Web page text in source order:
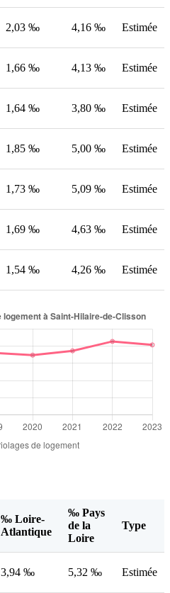
2,03 ‰ 4,16 ‰ Estimée
1,66 ‰ 4,13 ‰ Estimée
1,64 ‰ 3,80 ‰ Estimée
1,85 ‰ 5,00 ‰ Estimée
1,73 ‰ 5,09 ‰ Estimée
1,69 ‰ 4,63 ‰ Estimée
1,54 ‰ 4,26 ‰ Estimée
‰ Loire-
Atlantique
‰ Pays
de la
Loire
Type
3,94 ‰ 5,32 ‰ Estimée